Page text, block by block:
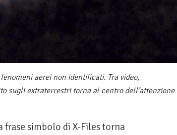
aerei non identificati. Tra video,
sugli extraterrestri torna al centro dell’attenzione
frase simbolo di X-Files torna